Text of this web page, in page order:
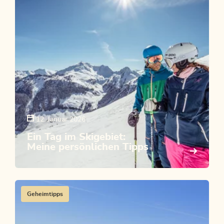
12. Januar 2026
Ein Tag im Skigebiet:
Meine persönlichen Tipps
Geheimtipps